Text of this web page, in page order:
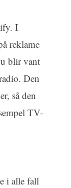
I
reklame
blir vant
Den
så den
TV-
i alle fall